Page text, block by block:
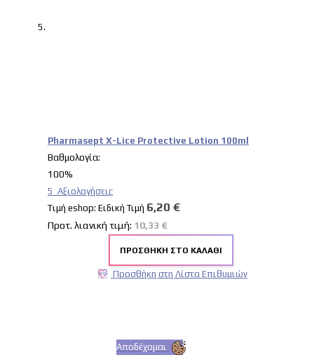
Αποδέχομαι
Pharmasept X-Lice Protective Lotion 100ml
Βαθμολογία:
100%
5 Αξιολογήσεις
Tιμή eshop: Ειδική Τιμή 6,20 €
Προτ. λιανική τιμή: 10,33 €
ΠΡΟΣΘΉΚΗ ΣΤΟ ΚΑΛΆΘΙ
Προσθήκη στη Λίστα Επιθυμιών